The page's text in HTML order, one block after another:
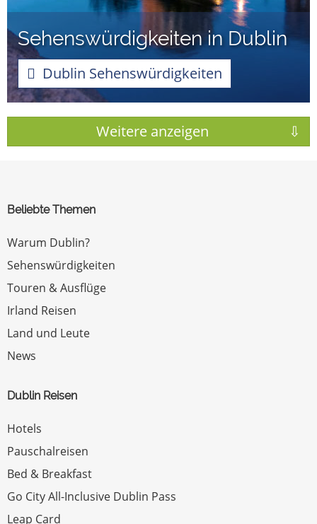
Sehenswürdigkeiten in Dublin
Dublin Sehenswürdigkeiten
Beliebte Themen
Warum Dublin?
Sehenswürdigkeiten
Touren & Ausflüge
Irland Reisen
Land und Leute
News
Dublin Reisen
Hotels
Pauschalreisen
Bed & Breakfast
Go City All-Inclusive Dublin Pass
Leap Card